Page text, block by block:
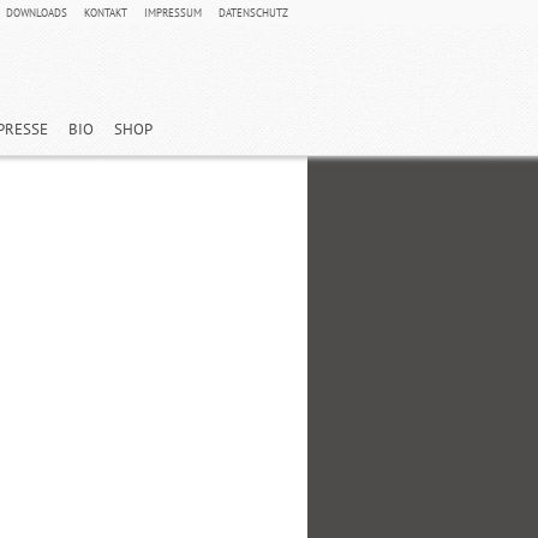
DOWNLOADS KONTAKT IMPRESSUM DATENSCHUTZ
BIO SHOP